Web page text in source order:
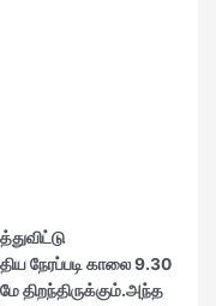
நேரப்படி காலை 9.30
திறந்திருக்கும்.அந்த